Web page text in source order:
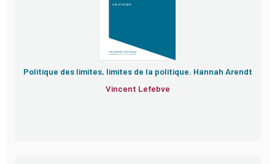
Politique des limites, limites de la politique. Hannah Arendt
Vincent Lefebve